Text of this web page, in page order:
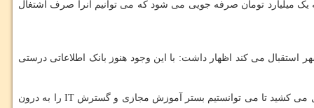
هایشان بسپاریم ماهانه یک میلیارد تومان صرفه جویی می شود که می توانیم آنرا صرف اشتغال
تهران از مساله ی کارآفرینی در شهر استقبال می کند اظهار داشت: با این وجود هنوز بانک اطلاعاتی درستی
وی با بیان این که کرونا با وجود آنکه تخریبی برای سلامتی جامعه بود اما فرصت هایی را نیز ایجاد کرد، افزود: مطمئن باشید اگر کرونا نبود ۳۰ سال طول می کشید تا می توانستیم بستر آموزش مجازی و گسترش IT را به درون